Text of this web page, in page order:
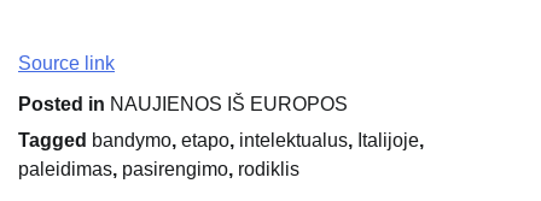
Source link
Posted in NAUJIENOS IŠ EUROPOS
Tagged bandymo, etapo, intelektualus, Italijoje,
paleidimas, pasirengimo, rodiklis